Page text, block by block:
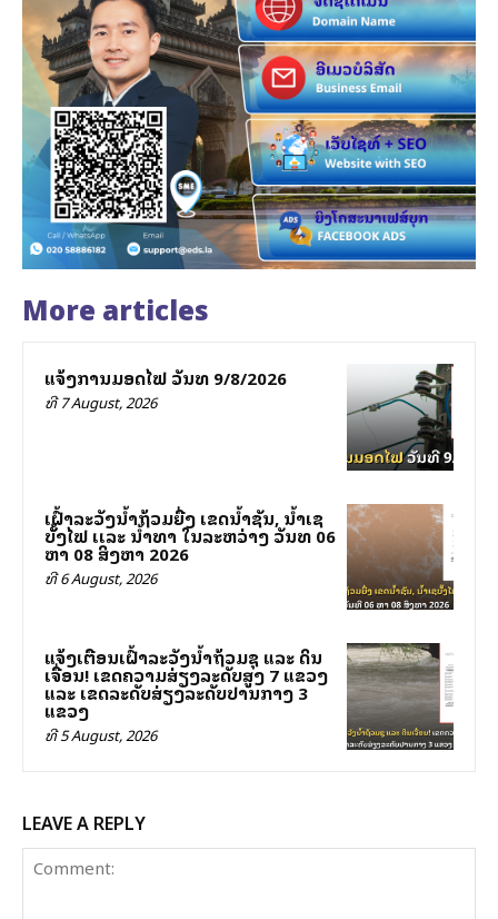
More articles
ແຈ້ງການມອດໄຟ ວັນທີ 9/8/2026
ທີ 7 August, 2026
ເຝົ້າລະວັງນໍ້າຖ້ວມຍື່ງ ເຂດນໍ້າຊັນ, ນໍ້າເຊ
ບັັ້ງໄຟ ເເລະ ນໍ້າທາ ໃນລະຫວ່າງ ວັນທີ 06
ຫາ 08 ສິງຫາ 2026
ທີ 6 August, 2026
ແຈ້ງເຕືອນເຝົ້າລະວັງນ້ຳຖ້ວມຊຸ ແລະ ດິນ
ເຈື່ອນ! ເຂດຄວາມສ່ຽງລະດັບສູງ 7 ແຂວງ
ແລະ ເຂດລະດັບສ່ຽງລະດັບປານກາງ 3
ແຂວງ
ທີ 5 August, 2026
LEAVE A REPLY